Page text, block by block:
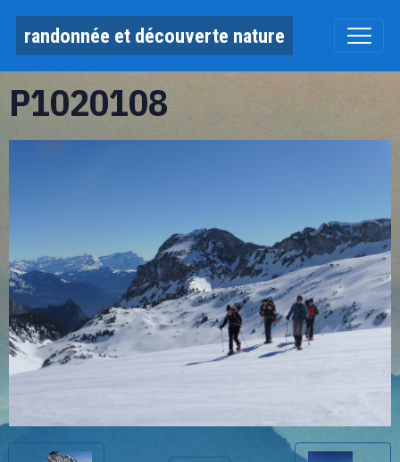
randonnée et découverte nature
P1020108